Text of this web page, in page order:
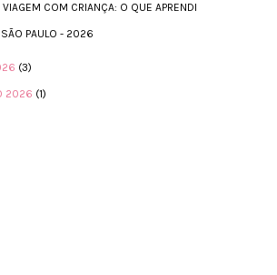
COM CRIANÇA: O QUE APRENDI
SÃO PAULO - 2026
(3)
2026 (1)